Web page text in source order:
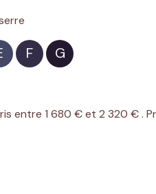
F G
1 680 € et 2 320 € .